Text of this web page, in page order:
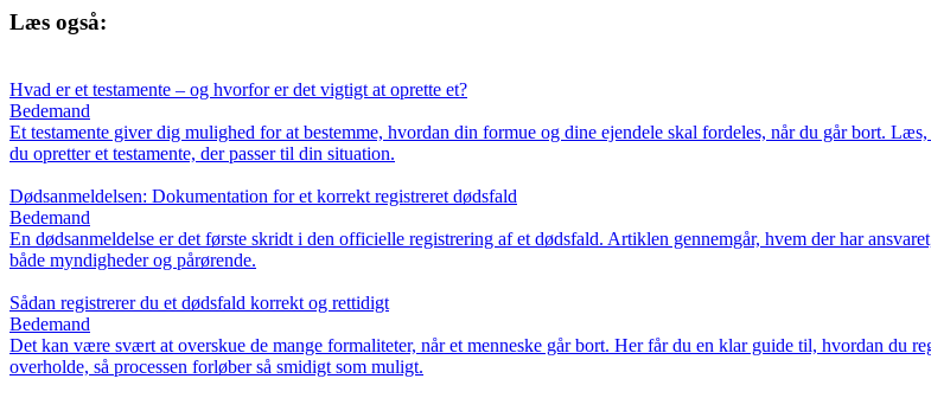
Læs også:
Hvad er et testamente – og hvorfor er det vigtigt at oprette et?
Bedemand
Et testamente giver dig mulighed for at bestemme, hvordan din formue og dine ejendele skal fordeles, når du går bort.
du opretter et testamente, der passer til din situation.
Dødsanmeldelsen: Dokumentation for et korrekt registreret dødsfald
Bedemand
En dødsanmeldelse er det første skridt i den officielle registrering af et dødsfald. Artiklen gennemgår, hvem der har
både myndigheder og pårørende.
Sådan registrerer du et dødsfald korrekt og rettidigt
Bedemand
Det kan være svært at overskue de mange formaliteter, når et menneske går bort. Her får du en klar guide til, hvordan du
overholde, så processen forløber så smidigt som muligt.